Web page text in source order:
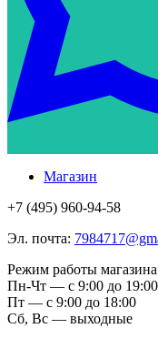
Магазин
+7 (495) 960-94-58
Эл. почта:
Режим работы
Пн-Чт — с 9:00 до 19:00
Пт — с 9:00 до 18:00
Сб, Вс — выходные